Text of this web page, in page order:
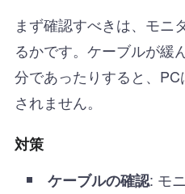
まず確認すべきは、モニ
るかです。ケーブルが緩
分であったりすると、
されません。
対策
ケーブルの確認: モ